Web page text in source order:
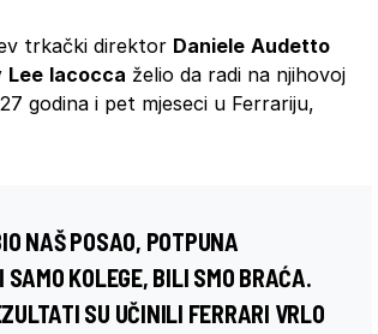
trkački direktor Daniele Audetto
Lee Iacocca želio da radi na njihovoj
godina i pet mjeseci u Ferrariju,
NAŠ POSAO, POTPUNA
KOLEGE, BILI SMO BRAĆA.
SU UČINILI FERRARI VRLO